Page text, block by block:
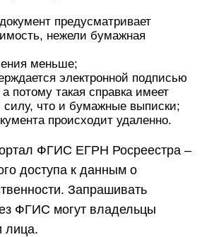
предусматривает
нежели бумажная
меньше;
электронной подписью
потому такая справка имеет
что и бумажные выписки;
происходит удаленно.
ФГИС ЕГРН Росреестра –
доступа к данным о
Запрашивать
ФГИС могут владельцы
лица.